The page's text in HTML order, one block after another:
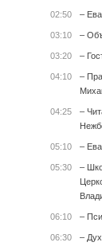
02:50 –
03:10 –
03:20 –
04:10
–
04:25
–
05:10 –
05:30
–
06:10 –
06:30 –